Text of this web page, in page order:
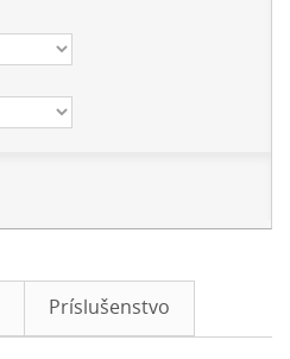
Príslušenstvo